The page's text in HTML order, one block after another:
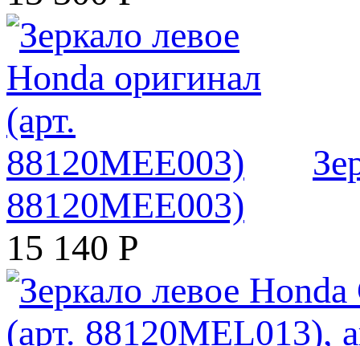
88120MEE003)
15 140 Р